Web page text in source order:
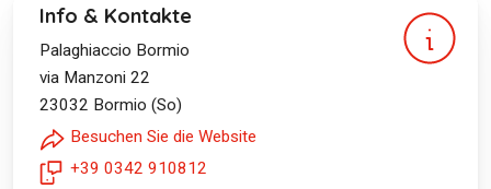
Info & Kontakte
Palaghiaccio Bormio
via Manzoni 22
23032 Bormio (So)
Besuchen Sie die Website
+39 0342 910812